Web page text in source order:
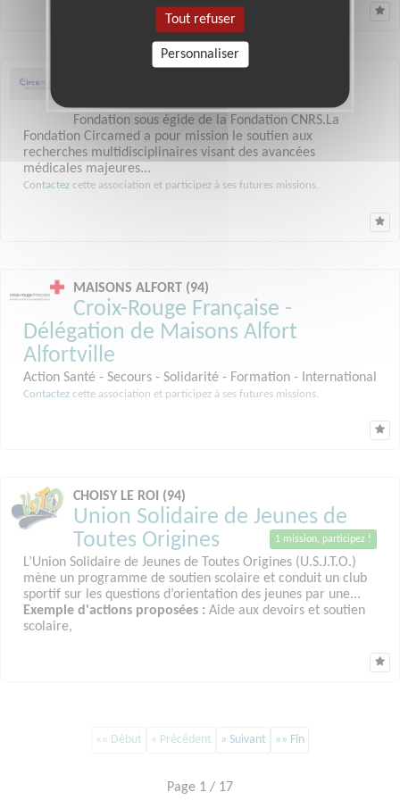
Fondation sous égide de la Fondation CNRS.La
Fondation Circamed a pour mission le soutien aux
recherches multidisciplinaires visant des avancées
médicales majeures...
Contactez cette association et participez à ses futures missions.
MAISONS ALFORT (94)
Croix-Rouge Française -
Délégation de Maisons Alfort
Alfortville
Action Santé - Secours - Solidarité - Formation - International
Contactez cette association et participez à ses futures missions.
CHOISY LE ROI (94)
Union Solidaire de Jeunes de
Toutes Origines
1 mission, participez !
L’Union Solidaire de Jeunes de Toutes Origines (U.S.J.T.O.)
mène un programme de soutien scolaire et conduit un club
sportif sur les questions d’orientation des jeunes par une...
Exemple d'actions proposées : Aide aux devoirs et soutien
scolaire,
«« Début « Précédent » Suivant »» Fin
Page 1 / 17
Tout refuser
Personnaliser